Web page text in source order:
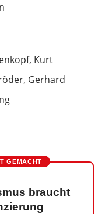
Kurt
Gerhard
GEMACHT
braucht